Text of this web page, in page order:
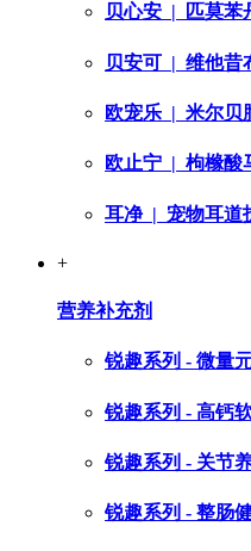
贝心安 | 匹莫苯
贝安可 | 维他昔
欧宠乐 | 米尔贝
欧止宁 | 枸橼酸
耳净| 宠物耳道
+
营养补充剂
锐趣系列 - 微量
锐趣系列 - 高钙
锐趣系列 - 关节
锐趣系列 - 整肠